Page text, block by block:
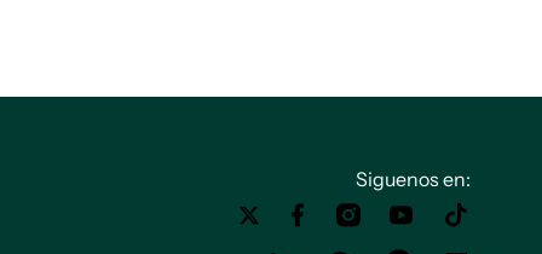
Siguenos en: